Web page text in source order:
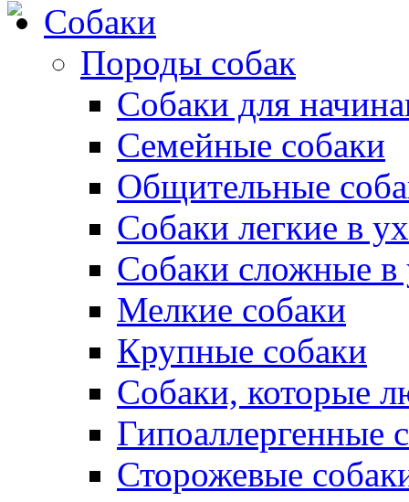
Собаки
Породы собак
Собаки для
Семейные собаки
Общительные
Собаки легкие в
Собаки сложные в
Мелкие собаки
Крупные собаки
Собаки, которые
Гипоаллергенные
Сторожевые